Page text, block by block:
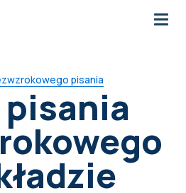
pisania
pisania